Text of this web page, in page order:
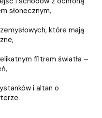
słonecznym,
które mają
filtrem światła –
i altan o